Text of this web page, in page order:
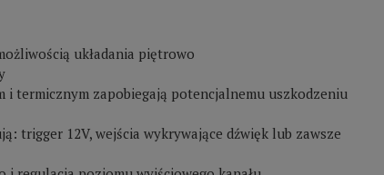
układania piętrowo
i termicznym zapobiegają potencjalnemu uszkodzeniu
trigger 12V, wejścia wykrywające dźwięk lub zawsze